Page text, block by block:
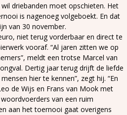
driebanden moet opschieten. Het
is nagenoeg volgeboekt. En dat
van 30 november.
niet terug vorderbaar en direct te
vooraf. “Al jaren zitten we op
meldt een trotse Marcel van
Dertig jaar terug drijft de liefde
hier te kennen”, zegt hij. “En
de Wijs en Frans van Mook met
van een ruim
aan het toernooi gaat overigens